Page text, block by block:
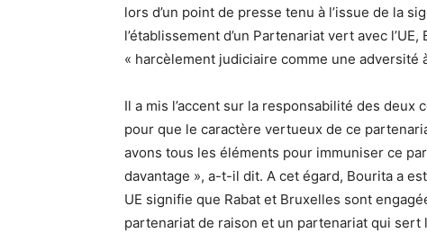
lors d’un point de presse tenu à l’issue de la
l’établissement d’un Partenariat vert avec
« harcèlement judiciaire comme une adversité
Il a mis l’accent sur la responsabilité des
pour que le caractère vertueux de ce
avons tous les éléments pour immuniser ce
davantage », a-t-il dit. A cet égard, Bourita a
UE signifie que Rabat et Bruxelles sont
partenariat de raison et un partenariat qui